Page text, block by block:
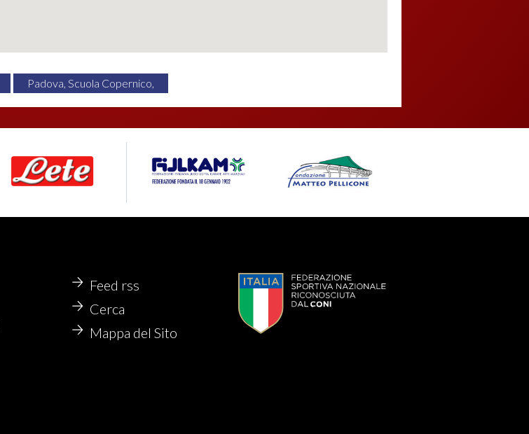
Padova, Scuola Copernico,
Feed rss
Cerca
Mappa del Sito